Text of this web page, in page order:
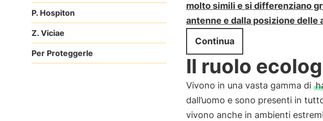
P. Hospiton
Z. Viciae
Per Proteggerle
molto simili e si differenziano
antenne e dalla posizione delle
Continua
Il ruolo
Vivono in una vasta gamma di
dall’uomo e sono presenti in
vivono anche in ambienti